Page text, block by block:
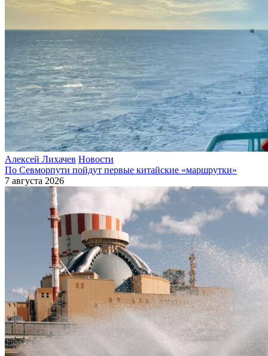
Алексей Лихачев Новости
По Севморпути пойдут первые китайские «маршрутки»
7 августа 2026